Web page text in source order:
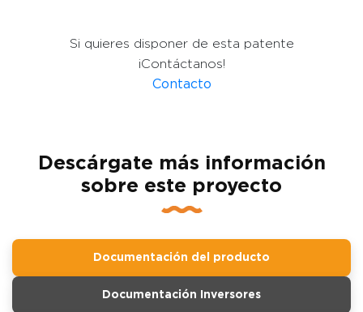
Si quieres disponer de esta patente
¡Contáctanos!
Contacto
Descárgate más información
sobre este proyecto
Documentación del producto
Documentación Inversores